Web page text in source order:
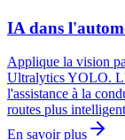
IA dans
Applique la vision
Ultralytics YOLO.
l'assistance à la
routes plus
En savoir plus